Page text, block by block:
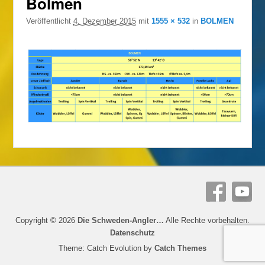
Veröffentlicht 4. Dezember 2015mit 1555 × 532in BOLMEN
Copyright © 2026 Die Schweden-Angler… Alle Rechte vorbehalten.
Datenschutz
Theme: Catch Evolution by Catch Themes